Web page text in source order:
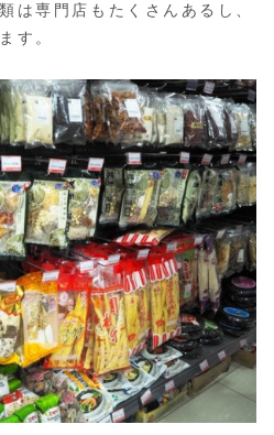
は専門店もたくさんあるし、
す。